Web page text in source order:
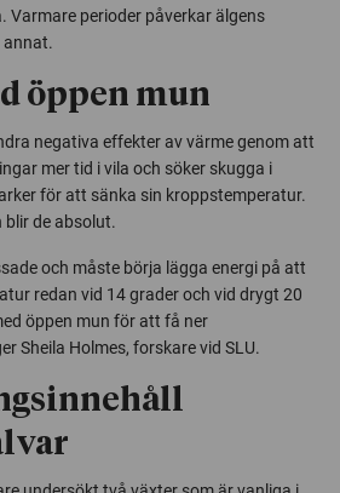
Varmare perioder påverkar älgens
öppen mun
negativa effekter av värme genom att
mer tid i vila och söker skugga i
för att sänka sin kroppstemperatur.
blir de absolut.
och måste börja lägga energi på att
redan vid 14 grader och vid drygt 20
öppen mun för att få ner
Sheila Holmes, forskare vid SLU.